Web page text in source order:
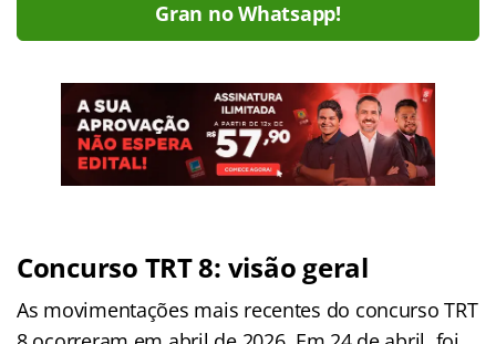
Gran no Whatsapp!
Concurso TRT 8: visão geral
As movimentações mais recentes do concurso TRT